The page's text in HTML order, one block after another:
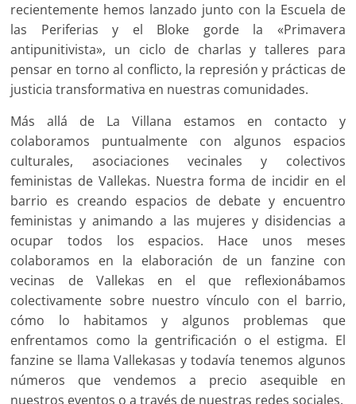
recientemente hemos lanzado junto con la Escuela de
las Periferias y el Bloke gorde la «Primavera
antipunitivista», un ciclo de charlas y talleres para
pensar en torno al conflicto, la represión y prácticas de
justicia transformativa en nuestras comunidades.
Más allá de La Villana estamos en contacto y
colaboramos puntualmente con algunos espacios
culturales, asociaciones vecinales y colectivos
feministas de Vallekas. Nuestra forma de incidir en el
barrio es creando espacios de debate y encuentro
feministas y animando a las mujeres y disidencias a
ocupar todos los espacios. Hace unos meses
colaboramos en la elaboración de un fanzine con
vecinas de Vallekas en el que reflexionábamos
colectivamente sobre nuestro vínculo con el barrio,
cómo lo habitamos y algunos problemas que
enfrentamos como la gentrificación o el estigma. El
fanzine se llama Vallekasas y todavía tenemos algunos
números que vendemos a precio asequible en
nuestros eventos o a través de nuestras redes sociales.